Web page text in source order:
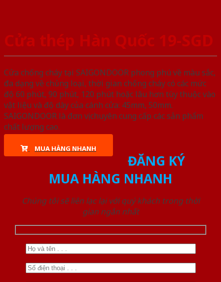
Cửa thép Hàn Quốc 19-SGD
Cửa chống cháy tại SAIGONDOOR phong phú về màu sắc,
đa dạng về chủng loại, thời gian chống cháy có các mức
độ 60 phút, 90 phút, 120 phút hoặc lâu hơn tùy thuộc vào
vật liệu và độ dày của cánh cửa: 45mm, 50mm.
SAIGONDOOR là đơn vị chuyên cung cấp các sản phẩm
chất lượng cao.
MUA HÀNG NHANH
ĐĂNG KÝ
MUA HÀNG NHANH
Chúng tôi sẽ liên lạc lại với quý khách trong thời
gian ngắn nhất